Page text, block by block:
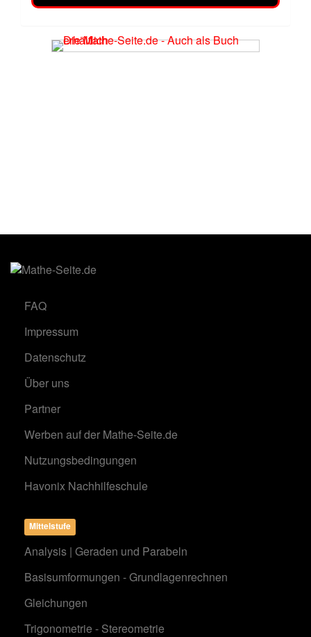
FAQ
Impressum
Datenschutz
Über uns
Partner
Werben auf der Mathe-Seite.de
Nutzungsbedingungen
Havonix Nachhilfeschule
Mittelstufe
Analysis | Geraden und Parabeln
Basisumformungen - Grundlagenrechnen
Gleichungen
Trigonometrie - Stereometrie